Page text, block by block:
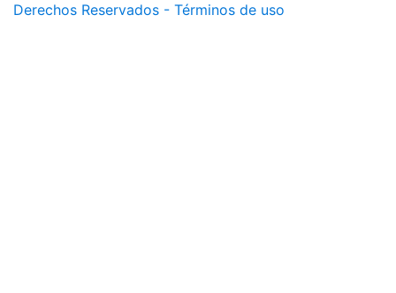
Derechos Reservados - Términos de uso